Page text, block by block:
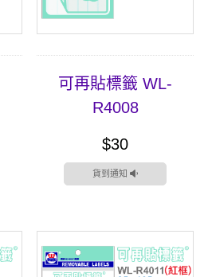
可再貼標籤 WL-
R4008
$30
貨到通知